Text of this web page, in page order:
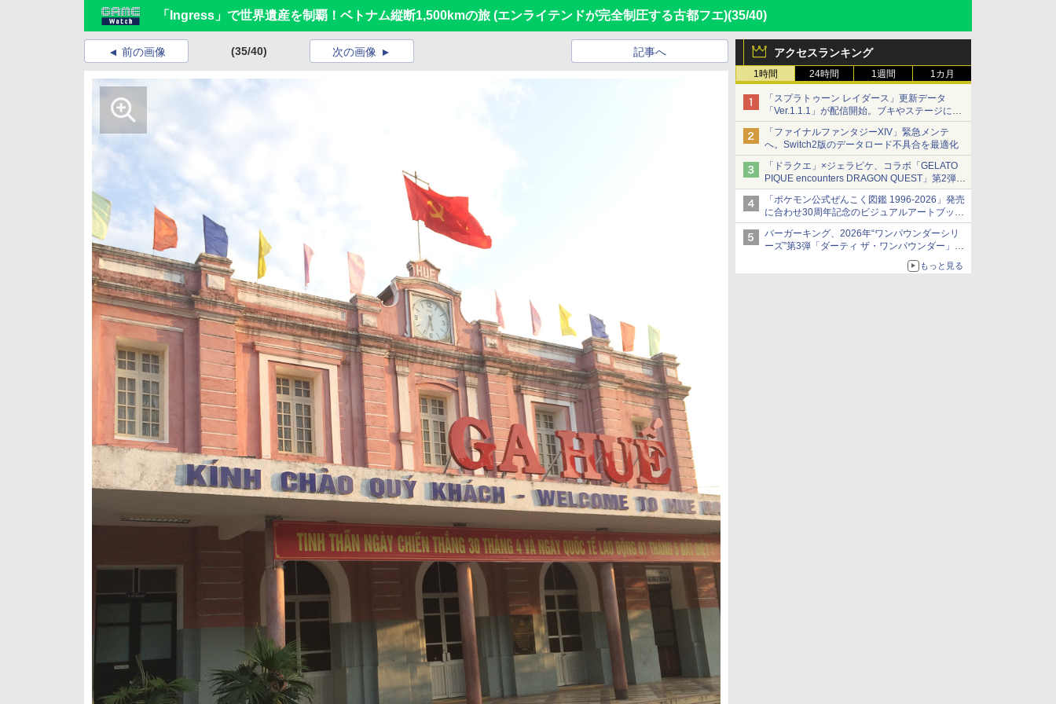
「Ingress」で世界遺産を制覇！ベトナム縦断1,500kmの旅 (エンライテンドが完全制圧する古都フエ)(35/40)
アクセスランキング
1時間 24時間 1週間 1カ月
「スプラトゥーン レイダース」更新データ
「Ver.1.1.1」が配信開始。ブキやステージに関
する不具合を修正
「ファイナルファンタジーXIV」緊急メンテ
へ。Switch2版のデータロード不具合を最適化
「ドラクエ」×ジェラピケ、コラボ「GELATO
PIQUE encounters DRAGON QUEST」第2弾が
本日発売
アイスカップに入ったスライムやわたぼう、ベ
ビーサタンなどがオリジナルアートで登場
「ポケモン公式ぜんこく図鑑 1996-2026」発売
に合わせ30周年記念のビジュアルアートブック
3冊同時発売が決定
バーガーキング、2026年“ワンパウンダーシリ
ーズ”第3弾「ダーティ ザ・ワンパウンダー」を
「特製ガーリックマヨソース」を使用した超大
もっと見る
前の画像 (35/40) 記事へ
次の画像